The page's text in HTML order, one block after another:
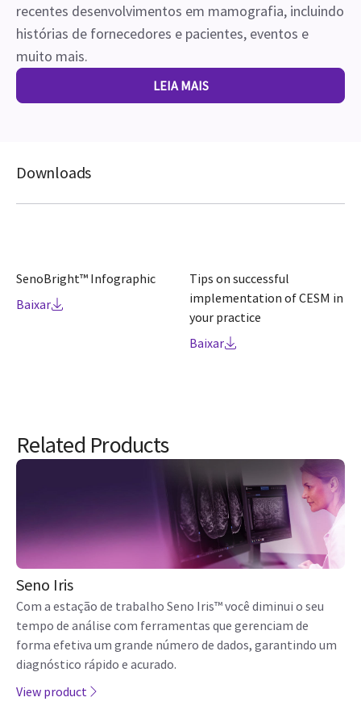
recentes desenvolvimentos em mamografia, incluindo
histórias de fornecedores e pacientes, eventos e
muito mais.
LEIA MAIS
Downloads
SenoBright™ Infographic
Baixar
Tips on successful
implementation of CESM in
your practice
Baixar
Related Products
Seno Iris
Com a estação de trabalho Seno Iris™ você diminui o seu
tempo de análise com ferramentas que gerenciam de
forma efetiva um grande número de dados, garantindo um
diagnóstico rápido e acurado.
View product